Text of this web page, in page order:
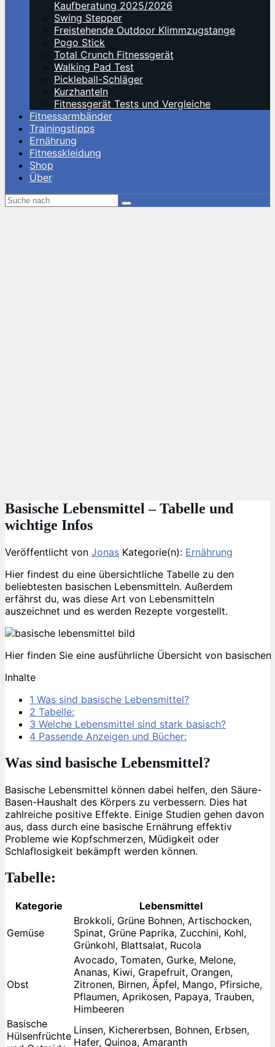
Kaufberatung 2025/2026
Swing Stepper
Freistehende Outdoor Klimmzugstange
Pogo Stick
Total Crunch Fitnessgerät
Walking Pad Test
Pickleball-Schläger
Kurzhanteln
Fitnessgerät Tests und Vergleiche
Fitnessarmbänder
Trainingstipps
Ernährung
Fitnesskleidung
Shop
Über
Basische Lebensmittel – Tabelle und
wichtige Infos
Veröffentlicht von Jonas Kategorie(n): Ernährung
Hier findest du eine übersichtliche Tabelle zu den
beliebtesten basischen Lebensmitteln. Außerdem
erfährst du, was diese Art von Lebensmitteln
auszeichnet und es werden Rezepte vorgestellt.
Hier finden Sie eine ausführliche Übersicht von
Inhalte
1 Was sind basische Lebensmittel?
2 Tabelle:
3 Welche Lebensmittel sind stark basisch?
4 Passende Anzeigen und Bücher:
Was sind basische Lebensmittel?
Basische Lebensmittel können dabei helfen, den Säure-
Basen-Haushalt des Körpers zu verbessern. Dies hat
zahlreiche positive Effekte. Einige Studien gehen davon
aus, dass durch eine basische Ernährung effektiv
Probleme wie Kopfschmerzen, Müdigkeit oder
Schlaflosigkeit bekämpft werden können.
Tabelle:
Kategorie Lebensmittel
Gemüse
Brokkoli, Grüne Bohnen, Artischocken,
Spinat, Grüne Paprika, Zucchini, Kohl,
Grünkohl, Blattsalat, Rucola
Obst
Avocado, Tomaten, Gurke, Melone,
Ananas, Kiwi, Grapefruit, Orangen,
Zitronen, Birnen, Äpfel, Mango, Pfirsiche,
Pflaumen, Aprikosen, Papaya, Trauben,
Himbeeren
Basische
Hülsenfrüchte Linsen, Kichererbsen, Bohnen, Erbsen,
Hafer, Quinoa, Amaranth